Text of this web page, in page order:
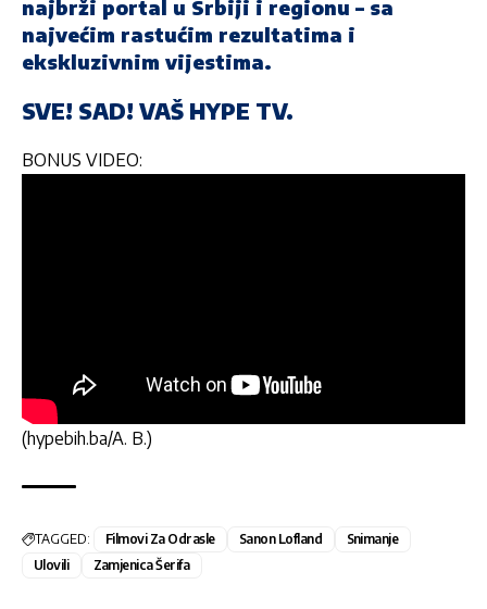
najbrži portal u Srbiji i regionu – sa
najvećim rastućim rezultatima i
ekskluzivnim vijestima.
SVE! SAD! VAŠ HYPE TV.
BONUS VIDEO:
(hypebih.ba/A. B.)
TAGGED: Filmovi Za Odrasle Sanon Lofland
Snimanje
Ulovili
Zamjenica Šerifa